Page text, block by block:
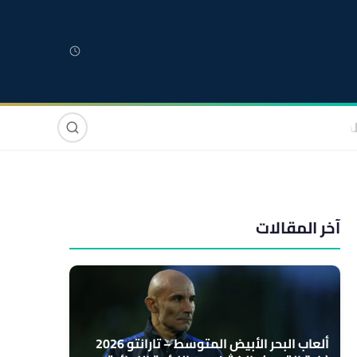
صوت وصورة
آخر المقالات
ألعاب البحر الأبيض المتوسط – تارانتو 2026